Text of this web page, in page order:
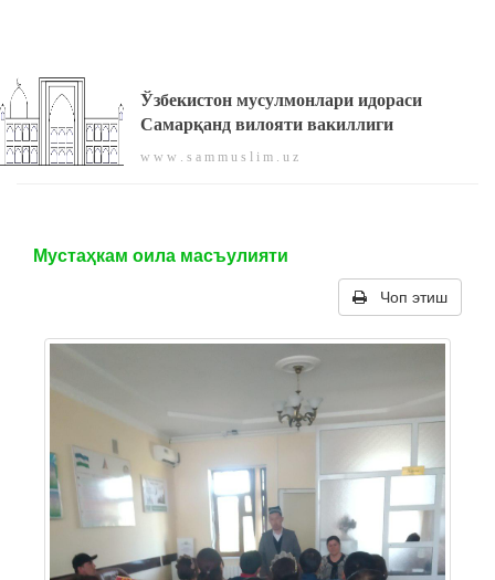
Ўзбекистон мусулмонлари идораси
Самарқанд вилояти вакиллиги
w w w . s a m m u s l i m . u z
Мустаҳкам оила масъулияти
Чоп этиш